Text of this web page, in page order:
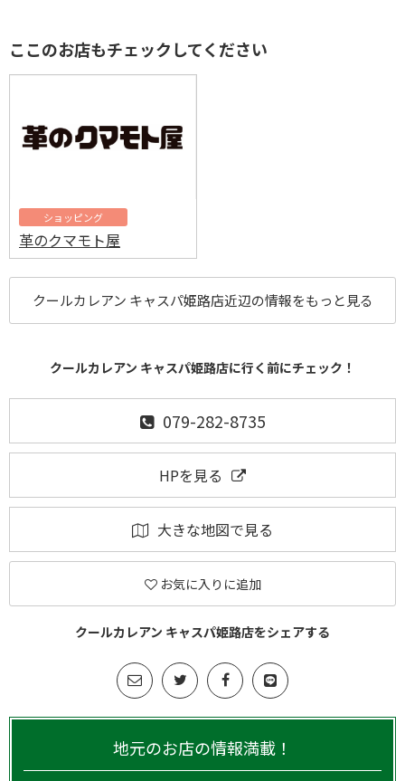
ここのお店もチェックしてください
ショッピング
革のクマモト屋
クールカレアン キャスパ姫路店近辺の情報をもっと見る
クールカレアン キャスパ姫路店に行く前にチェック！
079-282-8735
HPを見る
大きな地図で見る
お気に入りに追加
クールカレアン キャスパ姫路店をシェアする
地元のお店の情報満載！